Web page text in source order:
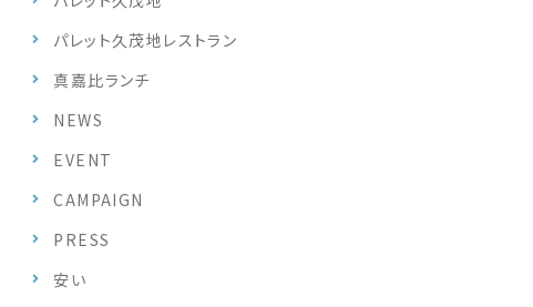
パレット久茂地レストラン
真嘉比ランチ
NEWS
EVENT
CAMPAIGN
PRESS
安い